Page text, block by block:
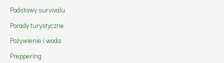
Podstawy survivalu
Porady turystyczne
Pożywienie i woda
Preppering